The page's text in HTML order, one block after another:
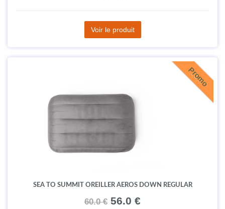
Voir le produit
Promo
SEA TO SUMMIT OREILLER AEROS DOWN REGULAR
60.0 € 56.0 €